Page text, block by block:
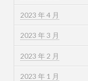
2023 年 4 月
2023 年 3 月
2023 年 2 月
2023 年 1 月